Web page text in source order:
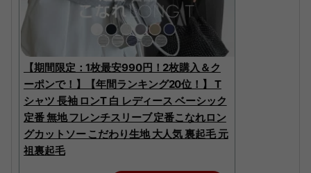
【期間限定：1枚最安990円！2枚購入＆ク
ーポンで！】【年間ランキング20位！】 T
シャツ 長袖 ロンT 白 レディース ベーシック
定番 無地 フレンチスリーブ 定番こなれロン
グカットソー こだわり生地 大人気 裏起毛 元
祖裏起毛